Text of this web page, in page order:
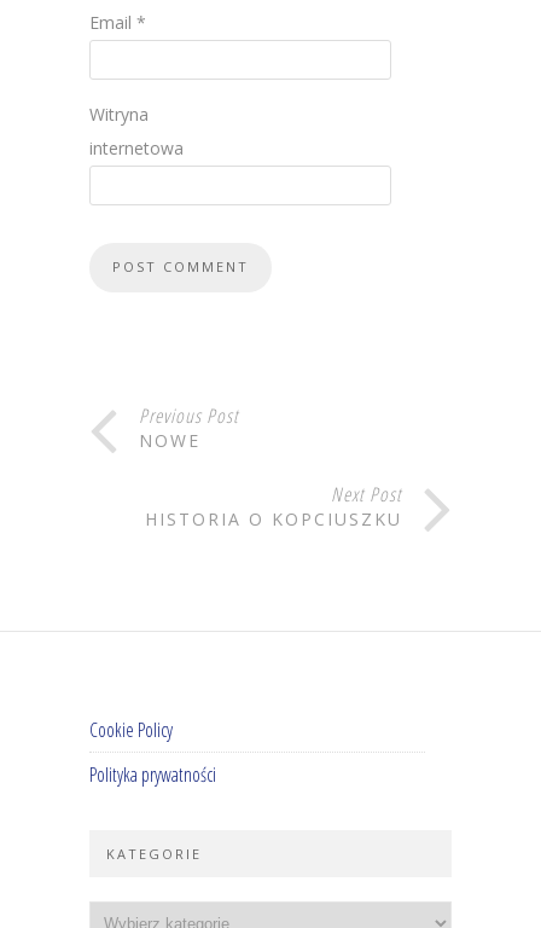
Email *
Witryna
internetowa
Previous Post
NOWE
Next Post
HISTORIA O KOPCIUSZKU
Cookie Policy
Polityka prywatności
KATEGORIE